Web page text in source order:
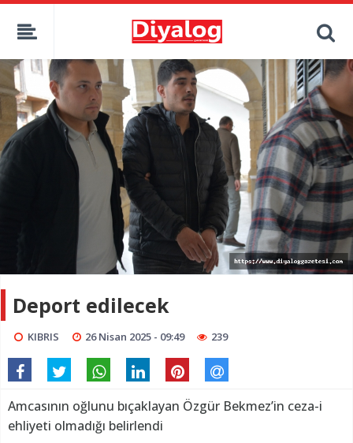
Deport edilecek
KIBRIS 26 Nisan 2025 - 09:49 239
Amcasının oğlunu bıçaklayan Özgür Bekmez’in ceza-i
ehliyeti olmadığı belirlendi